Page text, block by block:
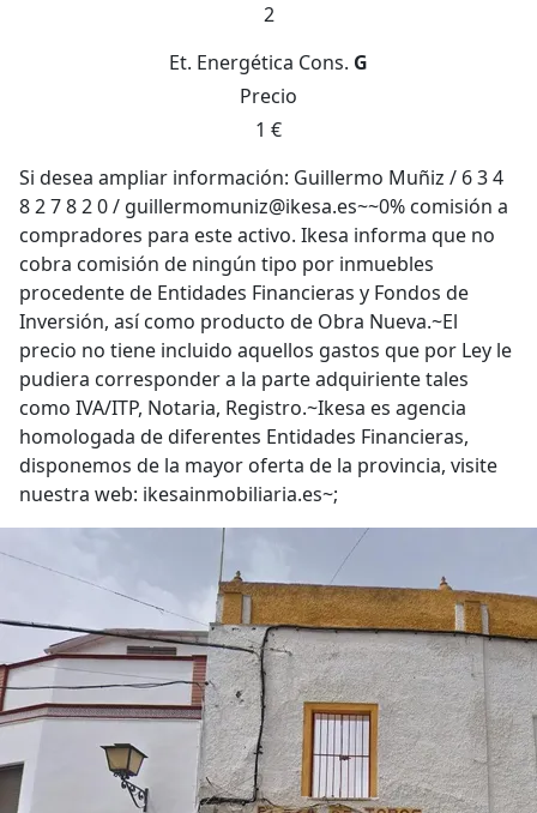
2
Et. Energética Cons. G
Precio
1 €
Si desea ampliar información: Guillermo Muñiz / 6 3 4
8 2 7 8 2 0 / guillermomuniz@ikesa.es~~0% comisión a
compradores para este activo. Ikesa informa que no
cobra comisión de ningún tipo por inmuebles
procedente de Entidades Financieras y Fondos de
Inversión, así como producto de Obra Nueva.~El
precio no tiene incluido aquellos gastos que por Ley le
pudiera corresponder a la parte adquiriente tales
como IVA/ITP, Notaria, Registro.~Ikesa es agencia
homologada de diferentes Entidades Financieras,
disponemos de la mayor oferta de la provincia, visite
nuestra web: ikesainmobiliaria.es~;